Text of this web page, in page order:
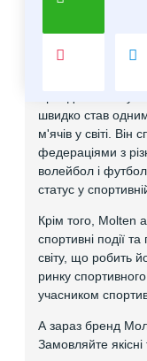
м'ячах для різних
високою якістю
швидко став
м'ячів у світі.
федераціями з
волейбол і
статус у
Крім того, Molten
спортивні події
світу, що робить
ринку
учасником
А зараз бренд
Замовляйте якісні